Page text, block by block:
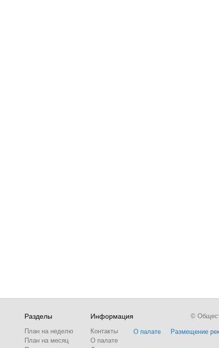
Разделы
План на неделю
План на месяц
Информация
Контакты
О палате
О палате Размещение
©